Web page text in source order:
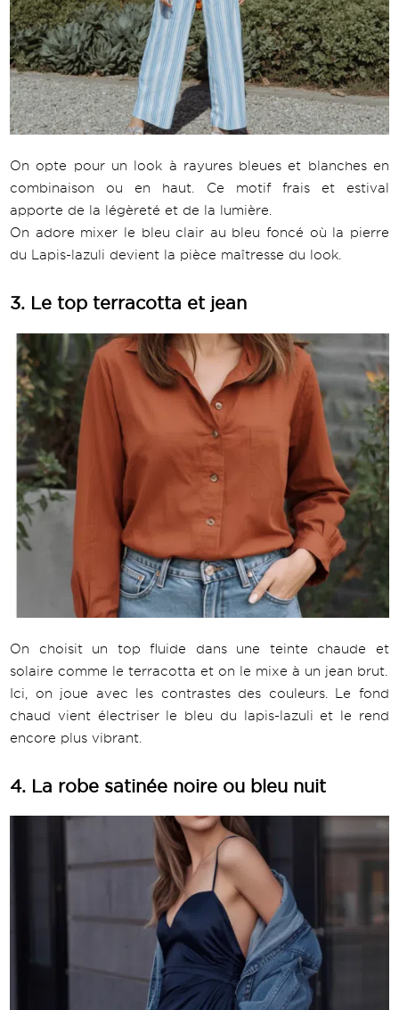
On opte pour un look à rayures bleues et blanches en
combinaison ou en haut. Ce motif frais et estival
apporte de la légèreté et de la lumière.
On adore mixer le bleu clair au bleu foncé où la pierre
du Lapis-lazuli devient la pièce maîtresse du look.
3. Le top terracotta et jean
On choisit un top fluide dans une teinte chaude et
solaire comme le terracotta et on le mixe à un jean brut.
Ici, on joue avec les contrastes des couleurs. Le fond
chaud vient électriser le bleu du lapis-lazuli et le rend
encore plus vibrant.
4. La robe satinée noire ou bleu nuit